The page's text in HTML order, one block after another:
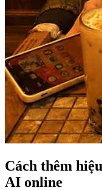
Cách thêm
AI online